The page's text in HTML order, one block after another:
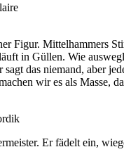
Mittelhammers
in Güllen. Wie
das niemand, aber
wir es als Masse,
Er fädelt ein,